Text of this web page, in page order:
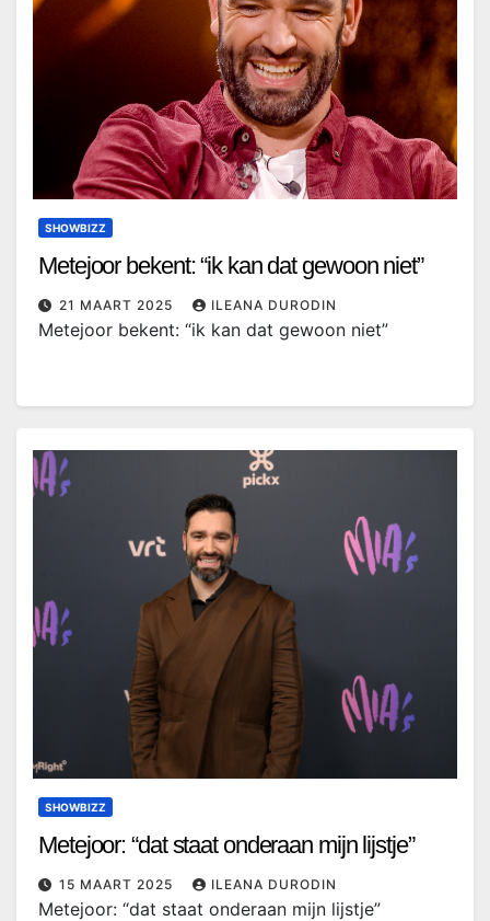
SHOWBIZZ
Metejoor bekent: “ik kan dat gewoon niet”
21 MAART 2025 ILEANA DURODIN
Metejoor bekent: “ik kan dat gewoon niet”
SHOWBIZZ
Metejoor: “dat staat onderaan mijn lijstje”
15 MAART 2025 ILEANA DURODIN
Metejoor: “dat staat onderaan mijn lijstje”